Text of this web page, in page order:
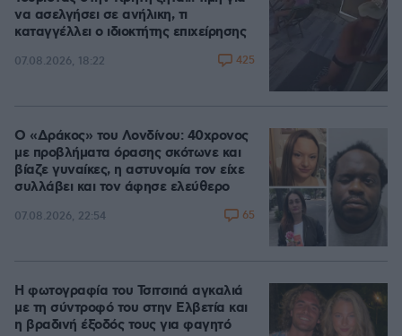
να ασελγήσει σε ανήλικη, τι
καταγγέλλει ο ιδιοκτήτης επιχείρησης
07.08.2026, 18:22 425
Ο «Δράκος» του Λονδίνου: 40χρονος
με προβλήματα όρασης σκότωνε και
βίαζε γυναίκες, η αστυνομία τον είχε
συλλάβει και τον άφησε ελεύθερο
07.08.2026, 22:54 65
Η φωτογραφία του Τσιτσιπά αγκαλιά
με τη σύντροφό του στην Ελβετία και
η βραδινή έξοδός τους για φαγητό